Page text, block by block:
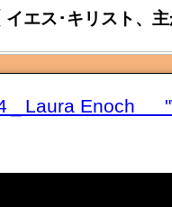
イエス･キリスト、
_ Laura Enoch